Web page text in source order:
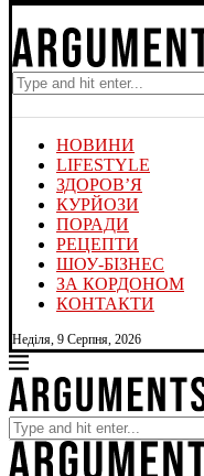
НОВИНИ
LIFESTYLE
ЗДОРОВ’Я
КУРЙОЗИ
ПОРАДИ
РЕЦЕПТИ
ШОУ-БІЗНЕС
ЗА КОРДОНОМ
КОНТАКТИ
Неділя, 9 Серпня, 2026